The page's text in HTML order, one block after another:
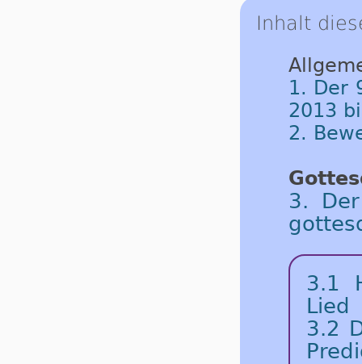
Inhalt
1. Der
2013
2.
3.
3.1
Lied
3.2